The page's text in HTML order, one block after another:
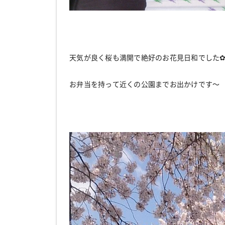
天気が良く桜も満開で絶好のお花見日和でした
お弁当を持って近くの公園までお出かけです～